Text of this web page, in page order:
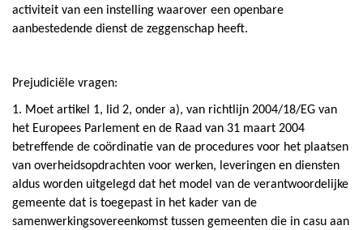
activiteit van een instelling waarover een openbare
aanbestedende dienst de zeggenschap heeft.
Prejudiciële vragen:
1. Moet artikel 1, lid 2, onder a), van richtlijn 2004/18/EG van
het Europees Parlement en de Raad van 31 maart 2004
betreffende de coördinatie van de procedures voor het plaatsen
van overheidsopdrachten voor werken, leveringen en diensten
aldus worden uitgelegd dat het model van de verantwoordelijke
gemeente dat is toegepast in het kader van de
samenwerkingsovereenkomst tussen gemeenten die in casu aan